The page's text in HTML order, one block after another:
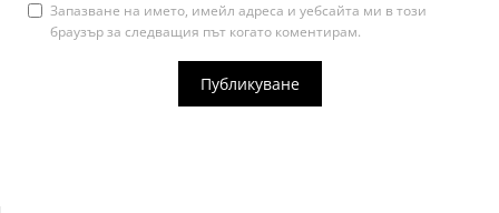
Запазване на името, имейл адреса и уебсайта ми в този
браузър за следващия път когато коментирам.